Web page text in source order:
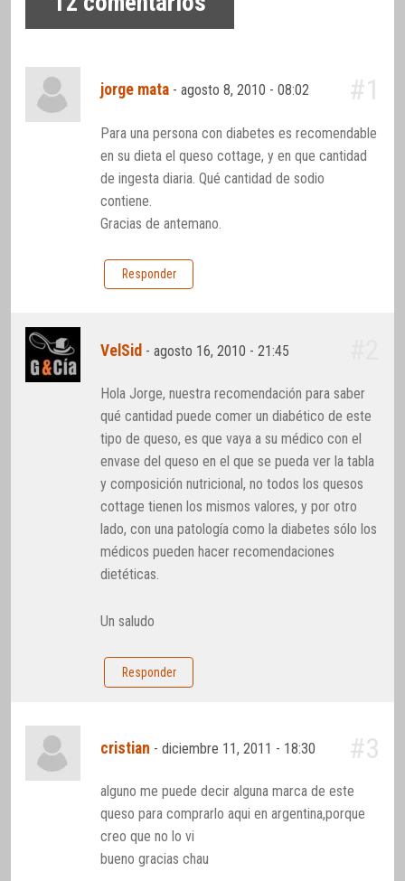
jorge mata -agosto 8, 2010 - 08:02 #1
Para una persona con diabetes es recomendable
en su dieta el queso cottage, y en que cantidad
de ingesta diaria. Qué cantidad de sodio
contiene.
Gracias de antemano.
Responder
VelSid -agosto 16, 2010 - 21:45
Hola Jorge, nuestra recomendación para saber
qué cantidad puede comer un diabético de este
tipo de queso, es que vaya a su médico con el
envase del queso en el que se pueda ver la tabla
y composición nutricional, no todos los quesos
cottage tienen los mismos valores, y por otro
lado, con una patología como la diabetes sólo los
médicos pueden hacer recomendaciones
dietéticas.
Un saludo
Responder
cristian -diciembre 11, 2011 - 18:30 #3
alguno me puede decir alguna marca de este
queso para comprarlo aqui en argentina,porque
creo que no lo vi
bueno gracias chau